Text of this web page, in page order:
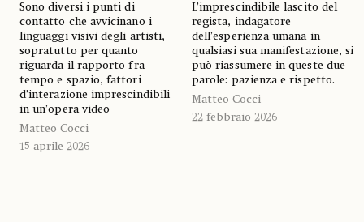
Sono diversi i punti di
contatto che avvicinano i
linguaggi visivi degli artisti,
sopratutto per quanto
riguarda il rapporto fra
tempo e spazio, fattori
d’interazione imprescindibili
in un’opera video
Matteo Cocci
15 aprile 2026
L’imprescindibile lascito del
regista, indagatore
dell’esperienza umana in
qualsiasi sua manifestazione, si
può riassumere in queste due
parole: pazienza e rispetto.
Matteo Cocci
22 febbraio 2026